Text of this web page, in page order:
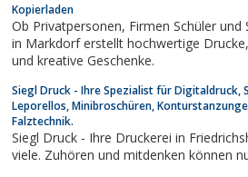
Kopierladen
Ob Privatpersonen, Firmen Schüler und Studenten - Kopierladen
in Markdorf erstellt hochwertige Drucke, Bindearbeiten, Kopien
und kreative Geschenke.
Siegl Druck - Ihre Spezialist für Digitaldruck,
Leporellos, Minibroschüren,
Falztechnik.
Siegl Druck - Ihre Druckerei in
viele. Zuhören und mitdenken können